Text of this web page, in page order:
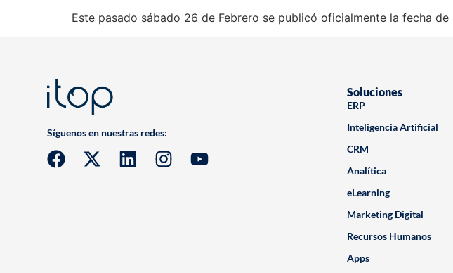
Este pasado sábado 26 de Febrero se publicó oficialmente la fecha
Síguenos en nuestras redes:
Soluciones
ERP
Inteligencia Artificial
CRM
Analítica
eLearning
Marketing Digital
Recursos Humanos
Apps